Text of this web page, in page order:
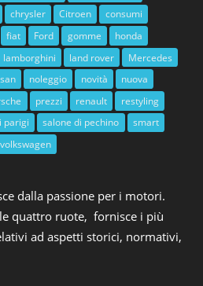
chrysler Citroen
consumi
fiat Ford gomme
honda
lamborghini land rover
Mercedes
noleggio novità
nuova
prezzi renault
restyling
parigi salone di pechino
smart
volkswagen
dalla passione per i motori.
quattro ruote, fornisce i più
ad aspetti storici, normativi,